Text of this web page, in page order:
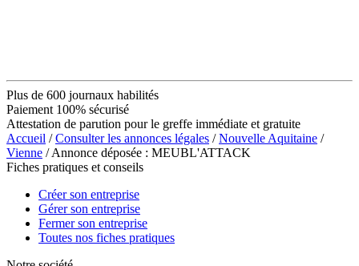
Plus de 600 journaux habilités
Paiement 100% sécurisé
Attestation de parution pour le greffe immédiate et gratuite
Accueil /Consulter les annonces légales /Nouvelle Aquitaine /
Vienne / Annonce déposée : MEUBL'ATTACK
Fiches pratiques et conseils
Créer son entreprise
Gérer son entreprise
Fermer son entreprise
Toutes nos fiches pratiques